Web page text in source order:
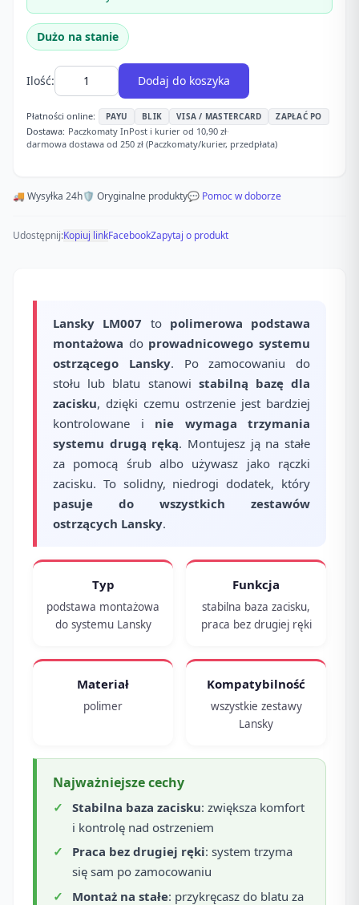
Dużo na stanie
Ilość: Dodaj do koszyka
Płatności online: PAYU BLIK VISA / MASTERCARD ZAPŁAĆ PO
Dostawa: Paczkomaty InPost i kurier od 10,90 zł·
darmowa dostawa od 250 zł (Paczkomaty/kurier, przedpłata)
🚚 Wysyłka 24h🛡️ Oryginalne produkty💬 Pomoc w doborze
Udostępnij:Kopiuj linkFacebookZapytaj o produkt
Lansky LM007 to polimerowa podstawa
montażowa do prowadnicowego systemu
ostrzącego Lansky. Po zamocowaniu do
stołu lub blatu stanowi stabilną bazę dla
zacisku, dzięki czemu ostrzenie jest bardziej
kontrolowane i nie wymaga trzymania
systemu drugą ręką. Montujesz ją na stałe
za pomocą śrub albo używasz jako rączki
zacisku. To solidny, niedrogi dodatek, który
pasuje do wszystkich zestawów
ostrzących Lansky.
Typ
podstawa montażowa
do systemu Lansky
Funkcja
stabilna baza zacisku,
praca bez drugiej ręki
Materiał
polimer
Kompatybilność
wszystkie zestawy
Lansky
Najważniejsze cechy
Stabilna baza zacisku: zwiększa komfort
i kontrolę nad ostrzeniem
Praca bez drugiej ręki: system trzyma
się sam po zamocowaniu
Montaż na stałe: przykręcasz do blatu za